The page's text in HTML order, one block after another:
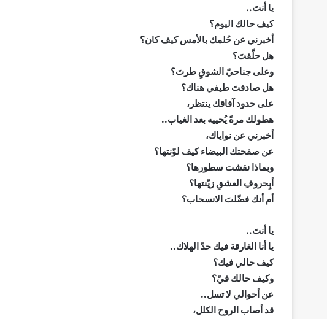
يا أنتَ..
كيف حالك اليوم؟
أخبرني عن حُلمك بالأمس كيف كان؟
هل حلّقتَ؟
وعلى جناحيّ الشوقِ طرتَ؟
هل صادفتَ طيفي هناك؟
على حدود آفاقك ينتظر،
هطولك مرةً يُحييه بعد الغياب..
أخبرني عن نواياك،
عن صفحتك البيضاء كيف لوّنتها؟
وبماذا نقشت سطورها؟
أبِحروفِ العشقِ زيّنتها؟
أم أنك فضّلتَ الانسحاب؟
يا أنتَ..
يا أنا الغارقة فيك حدّ الهلاك..
كيف حالي فيك؟
وكيف حالك فيّ؟
عن أحوالي لا تسل..
قد أصاب الروح الكلل،